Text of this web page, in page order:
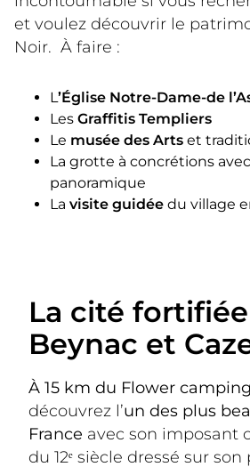
et voulez découvrir le
Noir.  À faire :
L’Église Notre-Dame-de
Les Graffitis Templiers
Le musée des Arts et
La grotte à concrétions
panoramique
La visite guidée du village
La cité
Beynac et
À 15 km du Flower
découvrez l’un des plus
France avec son imposant
du 12ᵉ siècle dressé sur